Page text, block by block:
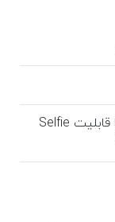
5 مگا‌پیکسل با قابلیت Selfie